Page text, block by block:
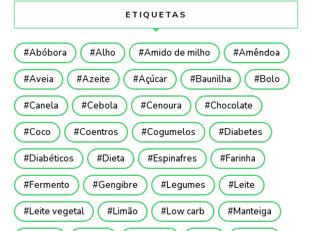
ETIQUETAS
Abóbora Alho Amido de milho Amêndoa
Aveia Azeite Açúcar Baunilha Bolo
Canela Cebola Cenoura Chocolate
Coco Coentros Cogumelos Diabetes
Diabéticos Dieta Espinafres Farinha
Fermento Gengibre Legumes Leite
Leite vegetal Limão Low carb Manteiga